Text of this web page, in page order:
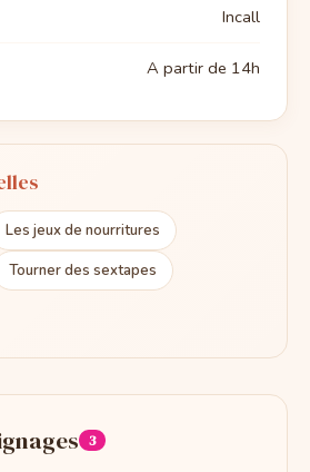
Incall
A partir de 14h
Les jeux de nourritures
Tourner des sextapes
3